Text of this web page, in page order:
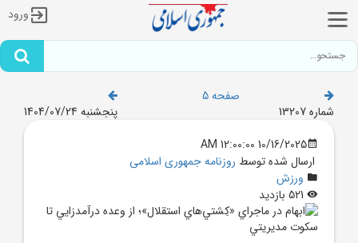
ورود
صفحه 5
شماره 13207
پنجشنبه 1404/07/24
10/16/2025 12:00:00 AM
ارسال شده توسط روزنامه جمهوری اسلامی
ورزش